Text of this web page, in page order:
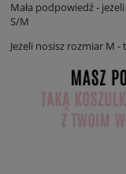
Mała podpowiedź -
S/M
Jeżeli nosisz rozmiar M